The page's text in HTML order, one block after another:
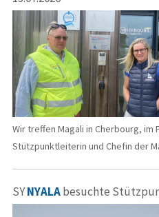
Wir treffen Magali in Cherbourg, im
Stützpunktleiterin und Chefin der
SYNYALAbesuchte